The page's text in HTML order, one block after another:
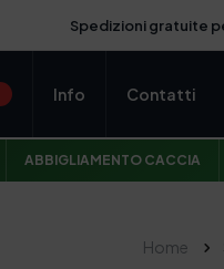
Spedizioni gratuite
Info Contatti
ABBIGLIAMENTO CACCIA
Home